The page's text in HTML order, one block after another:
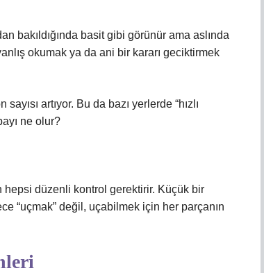
bakıldığında basit gibi görünür ama aslında
okumak ya da ani bir kararı geciktirmek
artıyor. Bu da bazı yerlerde “hızlı
ne olur?
hepsi düzenli kontrol gerektirir. Küçük bir
“uçmak” değil, uçabilmek için her parçanın